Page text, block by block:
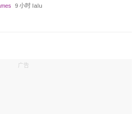
9 小时 lalu
广告